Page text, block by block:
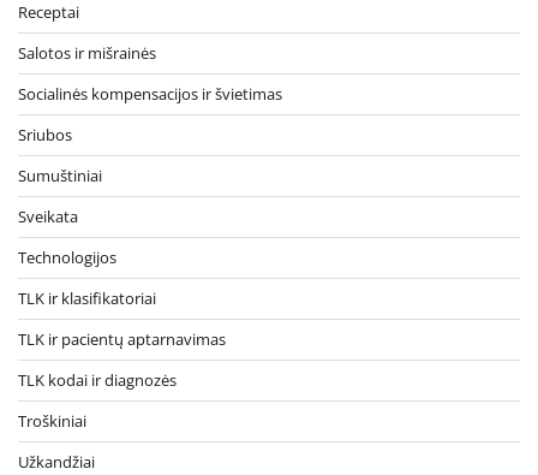
Receptai
Salotos ir mišrainės
Socialinės kompensacijos ir švietimas
Sriubos
Sumuštiniai
Sveikata
Technologijos
TLK ir klasifikatoriai
TLK ir pacientų aptarnavimas
TLK kodai ir diagnozės
Troškiniai
Užkandžiai